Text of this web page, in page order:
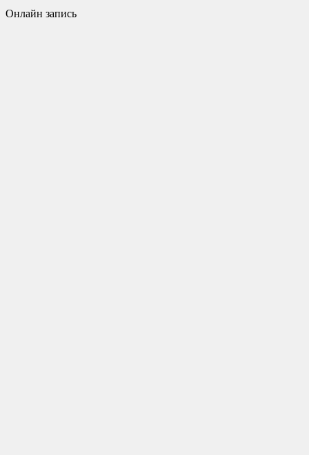
Онлайн запись